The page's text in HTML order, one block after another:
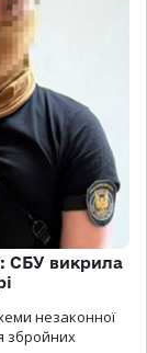
СБУ викрила
незаконної
збройних